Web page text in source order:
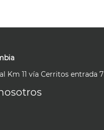
Km 11 vía Cerritos entrada 7